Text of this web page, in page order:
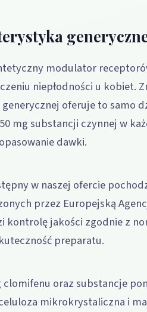
modulator
niepłodności u kobiet.
oferuje to samo
mg substancji czynnej w
dawki.
w naszej ofercie
przez Europejską
kontrolę jakości zgodnie z
preparatu.
clomifenu oraz substancje
mikrokrystaliczna i